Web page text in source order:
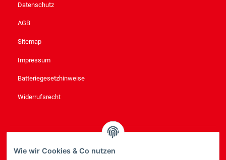
Datenschutz
AGB
Sitemap
Impressum
Batteriegesetzhinweise
Widerrufsrecht
NEWSLETTER ABONNIEREN
Wie wir Cookies & Co nutzen